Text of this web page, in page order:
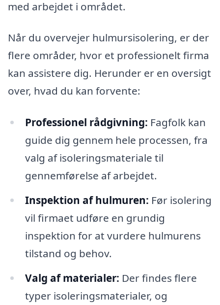
med arbejdet i området.
Når du overvejer hulmursisolering, er der
flere områder, hvor et professionelt firma
kan assistere dig. Herunder er en oversigt
over, hvad du kan forvente:
Professionel rådgivning: Fagfolk kan
guide dig gennem hele processen, fra
valg af isoleringsmateriale til
gennemførelse af arbejdet.
Inspektion af hulmuren: Før isolering
vil firmaet udføre en grundig
inspektion for at vurdere hulmurens
tilstand og behov.
Valg af materialer: Der findes flere
typer isoleringsmaterialer, og